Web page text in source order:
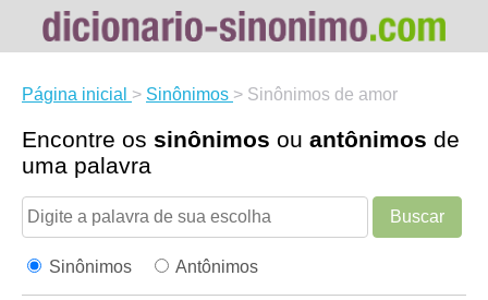
Página inicial > Sinônimos > Sinônimos de amor
Encontre os sinônimos ou antônimos de
uma palavra
Buscar
Sinônimos Antônimos